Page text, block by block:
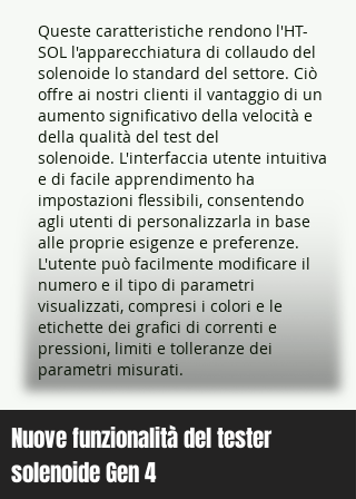
Queste caratteristiche rendono l'HT-
SOL l'apparecchiatura di collaudo del
solenoide lo standard del settore. Ciò
offre ai nostri clienti il vantaggio di un
aumento significativo della velocità e
della qualità del test del
solenoide. L'interfaccia utente intuitiva
e di facile apprendimento ha
impostazioni flessibili, consentendo
agli utenti di personalizzarla in base
alle proprie esigenze e preferenze.
L'utente può facilmente modificare il
numero e il tipo di parametri
visualizzati, compresi i colori e le
etichette dei grafici di correnti e
pressioni, limiti e tolleranze dei
parametri misurati.
Nuove funzionalità del tester
solenoide Gen 4